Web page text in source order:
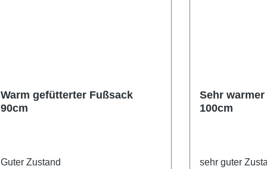
Warm gefütterter Fußsack
90cm
Guter Zustand
Sehr
100cm
sehr guter